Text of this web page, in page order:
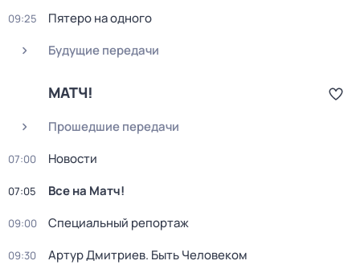
09:25
Пятеро на одного
Будущие передачи
МАТЧ!
Прошедшие передачи
07:00 Новости
07:05 Все на Матч!
09:00 Специальный репортаж
09:30 Артур Дмитриев. Быть Человеком